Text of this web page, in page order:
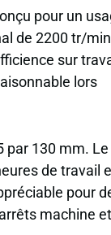
pour un
de 2200 tr/
sur
lors
par 130 mm. Le
de travail
pour
machine